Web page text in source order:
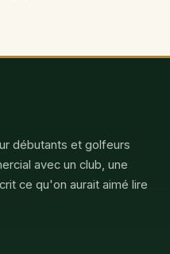
débutants et golfeurs
avec un club, une
ce qu'on aurait aimé lire